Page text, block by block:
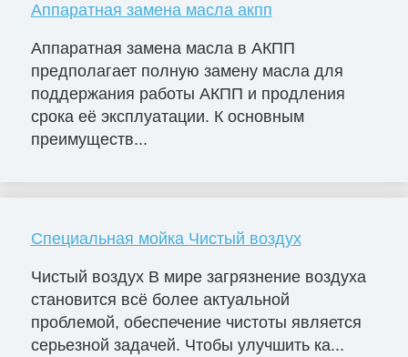
Аппаратная замена масла акпп
Аппаратная замена масла в АКПП
предполагает полную замену масла для
поддержания работы АКПП и продления
срока её эксплуатации. К основным
преимуществ...
Специальная мойка Чистый воздух
Чистый воздух В мире загрязнение воздуха
становится всё более актуальной
проблемой, обеспечение чистоты является
серьезной задачей. Чтобы улучшить ка...